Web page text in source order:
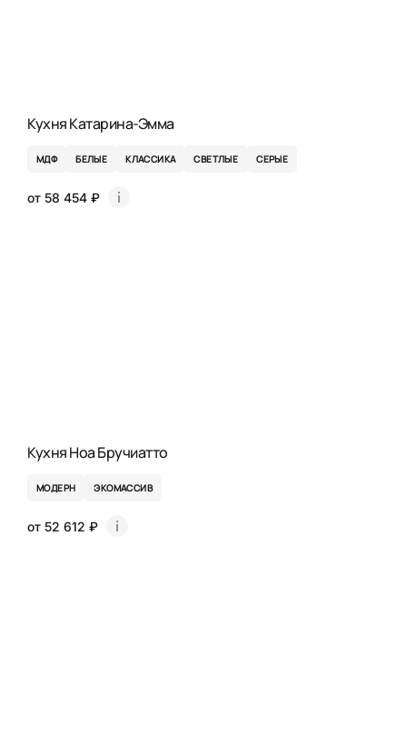
Кухня Катарина-Эмма
МДФ БЕЛЫЕ КЛАССИКА СВЕТЛЫЕ СЕРЫЕ
от 58 454 ₽
Кухня Ноа Бручиатто
МОДЕРН ЭКОМАССИВ
от 52 612 ₽